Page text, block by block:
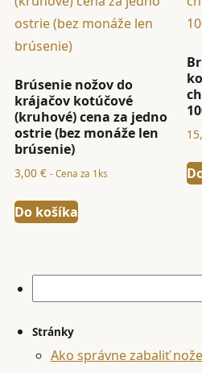
Brúsenie nožov do
krájačov kotúčové
(kruhové) cena za jedno
ostrie (bez monáže len
brúsenie)
3,00 € - Cena za 1ks
Do košíka
Stránky
Ako správne zabaliť